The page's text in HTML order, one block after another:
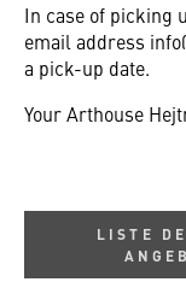
In case of picking
email address
a pick-up date.
Your Arthouse
LISTE